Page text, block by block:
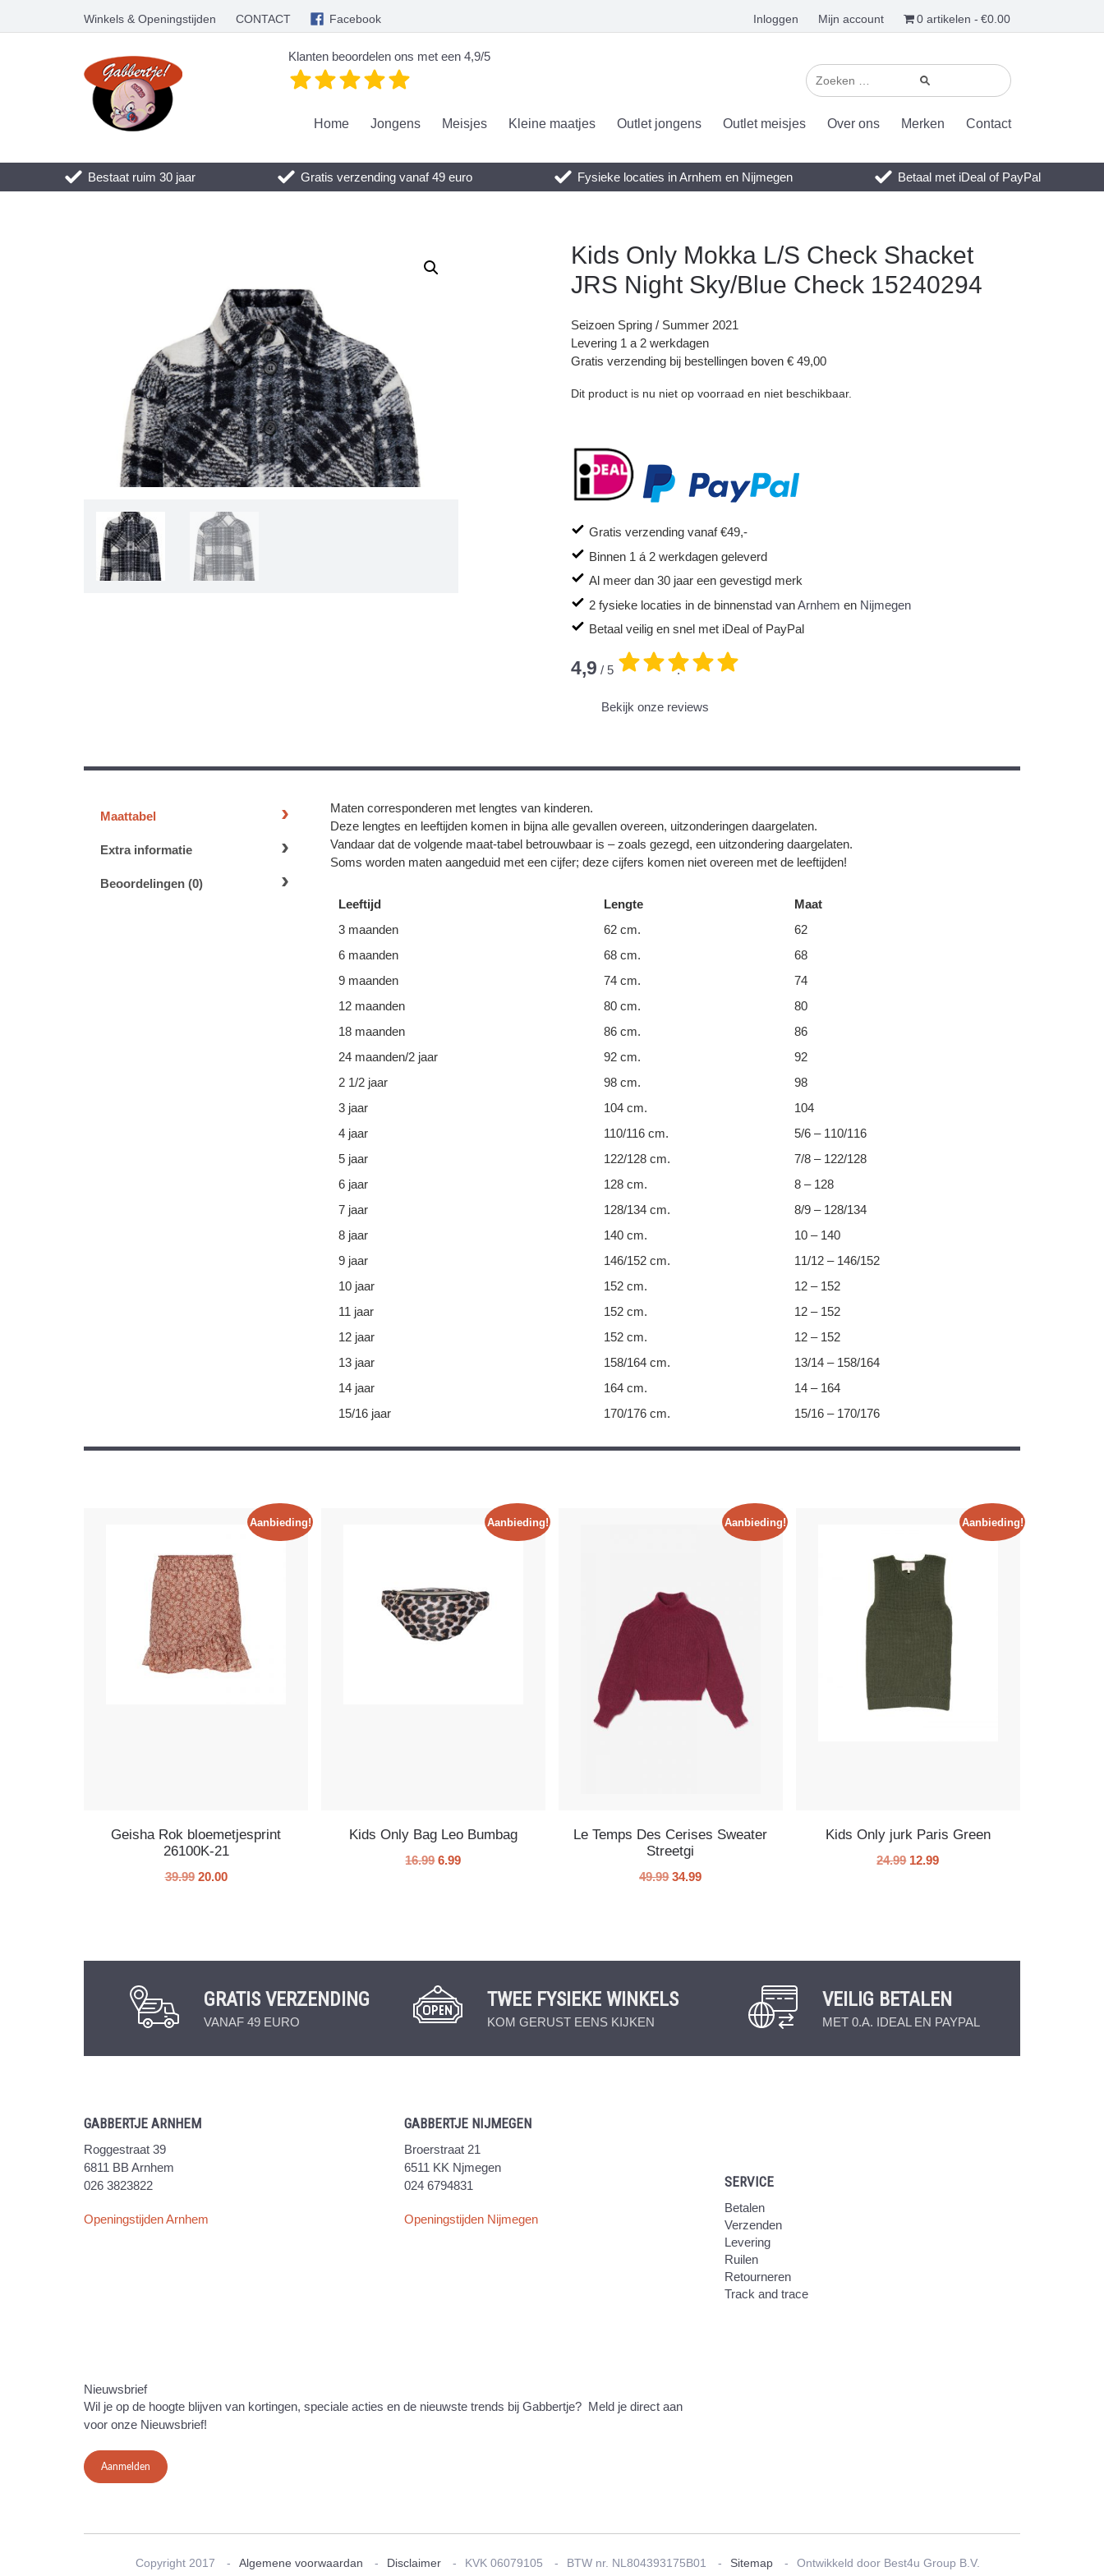
Winkels & Openingstijden CONTACT Facebook Inloggen Mijn account 0 artikelen €0.00
Klanten beoordelen ons met een 4,9/5
Home Jongens Meisjes Kleine maatjes Outlet jongens Outlet meisjes Over ons Merken Contact
Bestaat ruim 30 jaar Gratis verzending vanaf 49 euro Fysieke locaties in Arnhem en Nijmegen Betaal met iDeal of PayPal
Kids Only Mokka L/S Check Shacket
JRS Night Sky/Blue Check 15240294
Seizoen Spring / Summer 2021
Levering 1 a 2 werkdagen
Gratis verzending bij bestellingen boven € 49,00
Dit product is nu niet op voorraad en niet beschikbaar.
Gratis verzending vanaf €49,-
Binnen 1 á 2 werkdagen geleverd
Al meer dan 30 jaar een gevestigd merk
2 fysieke locaties in de binnenstad vanArnhem en Nijmegen
Betaal veilig en snel met iDeal of PayPal
4,9 / 5 .
Bekijk onze reviews
Maattabel
Extra informatie
Beoordelingen (0)
Maten corresponderen met lengtes van kinderen.
Deze lengtes en leeftijden komen in bijna alle gevallen overeen, uitzonderingen daargelaten.
Vandaar dat de volgende maat-tabel betrouwbaar is – zoals gezegd, een uitzondering daargelaten.
Soms worden maten aangeduid met een cijfer; deze cijfers komen niet overeen met de leeftijden!
Leeftijd Lengte
Maat
3 maanden
62 cm.
62
6 maanden
68 cm.
68
9 maanden
74 cm.
74
12 maanden
80 cm.
80
18 maanden
86 cm.
86
24 maanden/2 jaar
92 cm.
92
2 1/2 jaar
98 cm.
98
3 jaar
104 cm.
104
4 jaar
110/116 cm.
5/6 – 110/116
5 jaar
122/128 cm.
7/8 – 122/128
6 jaar
128 cm.
8 – 128
7 jaar
128/134 cm.
8/9 – 128/134
8 jaar
140 cm.
10 – 140
9 jaar
146/152 cm.
11/12 – 146/152
10 jaar
152 cm.
12 – 152
11 jaar
152 cm.
12 – 152
12 jaar
152 cm.
12 – 152
13 jaar
158/164 cm.
13/14 – 158/164
14 jaar
164 cm.
14 – 164
15/16 jaar
170/176 cm. 15/16 – 170/176
Aanbieding!
Geisha Rok bloemetjesprint
26100K-21
39.99 20.00
Aanbieding!
Kids Only Bag Leo Bumbag
16.99 6.99
Aanbieding!
Le Temps Des Cerises Sweater
Streetgi
49.99 34.99
Aanbieding!
Kids Only jurk Paris Green
24.99 12.99
GRATIS VERZENDING
VANAF 49 EURO
TWEE FYSIEKE WINKELS
KOM GERUST EENS KIJKEN
VEILIG BETALEN
MET 0.A. IDEAL EN PAYPAL
GABBERTJE ARNHEM
Roggestraat 39
6811 BB Arnhem
026 3823822
Openingstijden Arnhem
GABBERTJE NIJMEGEN
Broerstraat 21
6511 KK Njmegen
024 6794831
Openingstijden Nijmegen
SERVICE
Betalen
Verzenden
Levering
Ruilen
Retourneren
Track and trace
Nieuwsbrief
Wil je op de hoogte blijven van kortingen, speciale acties en de nieuwste trends bij Gabbertje? Meld je direct aan
voor onze Nieuwsbrief!
Aanmelden
Copyright 2017 Algemene voorwaardan Disclaimer KVK 06079105 BTW nr. NL804393175B01 Sitemap Ontwikkeld door Best4u Group B.V.